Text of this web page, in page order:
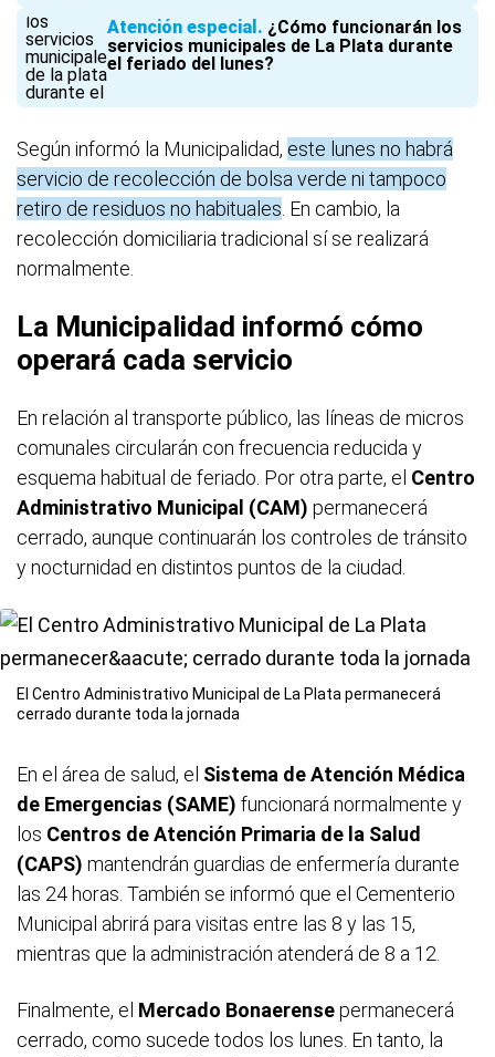
Atención especial
¿Cómo funcionarán los
servicios municipales de La Plata durante
el feriado del lunes?
Según informó la Municipalidad, este lunes no habrá
servicio de recolección de bolsa verde ni tampoco
retiro de residuos no habituales . En cambio, la
recolección domiciliaria tradicional sí se realizará
normalmente.
La Municipalidad informó cómo
operará cada servicio
En relación al transporte público, las líneas de micros
comunales circularán con frecuencia reducida y
esquema habitual de feriado. Por otra parte, el Centro
Administrativo Municipal (CAM) permanecerá
cerrado, aunque continuarán los controles de tránsito
y nocturnidad en distintos puntos de la ciudad.
El Centro Administrativo Municipal de La Plata permanecerá
cerrado durante toda la jornada
En el área de salud, el Sistema de Atención Médica
de Emergencias (SAME) funcionará normalmente y
los Centros de Atención Primaria de la Salud
(CAPS) mantendrán guardias de enfermería durante
las 24 horas. También se informó que el Cementerio
Municipal abrirá para visitas entre las 8 y las 15,
mientras que la administración atenderá de 8 a 12.
Finalmente, el Mercado Bonaerensepermanecerá
cerrado, como sucede todos los lunes. En tanto, la